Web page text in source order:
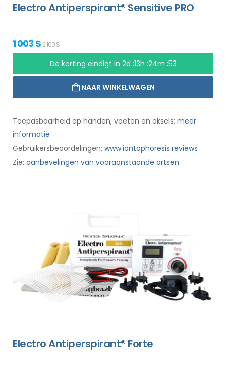
Electro Antiperspirant® Sensitive PRO
1 003 $2 100 $
De korting eindigt in 2d :13h :24m :52
NAAR WINKELWAGEN
Toepasbaarheid op handen, voeten en oksels: meer
informatie
Gebruikersbeoordelingen: www.iontophoresis.reviews
Zie: aanbevelingen van vooraanstaande artsen
Electro Antiperspirant® Forte